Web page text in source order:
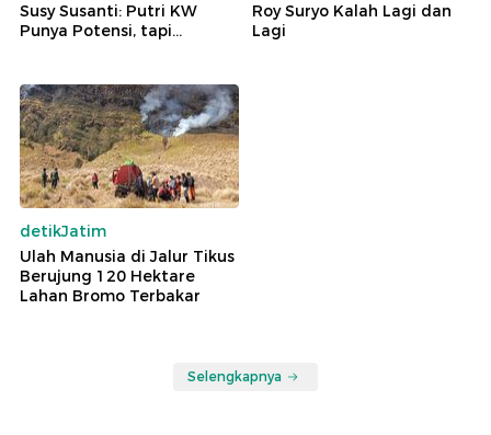
Susy Susanti: Putri KW
Punya Potensi, tapi...
Roy Suryo Kalah Lagi dan
Lagi
detikJatim
Ulah Manusia di Jalur Tikus
Berujung 120 Hektare
Lahan Bromo Terbakar
Selengkapnya